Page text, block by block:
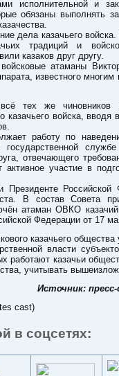
исполнительной и
обязаны выполнять
дела казачьего
традиций и
казаков друг другу.
атаманы
известного многим
тех же чиновников
казачьего войска, вводя
работу по
службе
отвечающего
участие в
Президенте Российской
В состав Совета
атаман ОВКО
Федерации от 17
казачьего
власти
работают казачьи
учитывать
Источник:
cast)
в соцсетях: